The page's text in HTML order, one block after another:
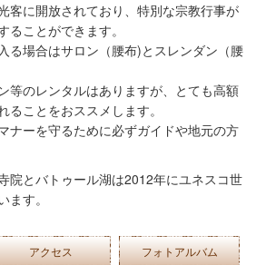
客に開放されており、特別な宗教行事が
ことができます。
る場合はサロン（腰布)とスレンダン（腰
等のレンタルはありますが、とても高額
ことをおススメします。
ナーを守るために必ずガイドや地元の方
院とバトゥール湖は2012年にユネスコ世
す。
アクセス フォトアルバム